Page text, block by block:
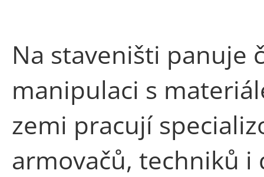
Na staveništi panuje
manipulaci s
zemi pracují
armovačů, techniků